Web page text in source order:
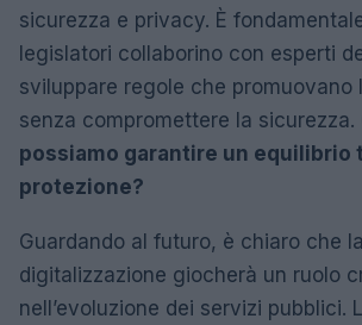
sicurezza e privacy. È
legislatori collaborino con esperti
sviluppare regole che promuovano
senza compromettere la sicurezza.
possiamo garantire un equilibrio
protezione?
Guardando al futuro, è chiaro che la
digitalizzazione giocherà un ruolo
nell’evoluzione dei servizi pubblici.